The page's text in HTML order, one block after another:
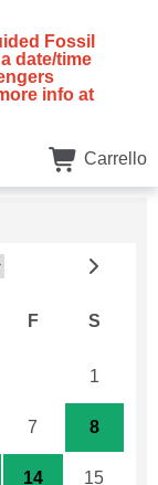
Fossil
date/time
info at
Carrello
F S
1
7 8
14 15